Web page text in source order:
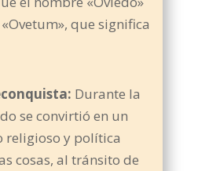
que significa
Durante la
se convirtió en un
religioso y política
cosas, al tránsito de